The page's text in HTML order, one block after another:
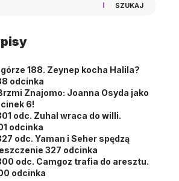
SZUKAJ
188. Zeynep kocha Halila?
odcinka
Znajomo: Joanna Osyda jako
6!
odc. Zuhal wraca do willi.
odcinka
odc. Yaman i Seher spędzą
327 odcinka
odc. Camgoz trafia do aresztu.
odcinka